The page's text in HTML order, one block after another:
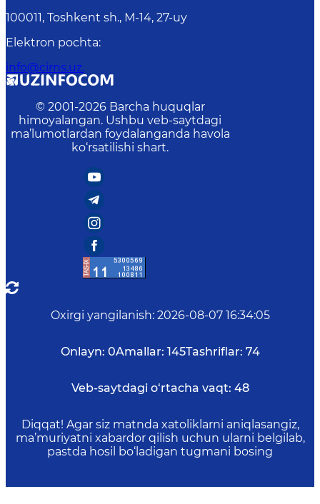
100011, Toshkent sh., М-14, 27-uy
Elektron pochta:
info@cirns.uz.
© 2001-2026 Barcha huquqlar
himoyalangan. Ushbu veb-saytdagi
ma’lumotlardan foydalanganda havola
ko‘rsatilishi shart.
Oxirgi yangilanish: 2026-08-07 16:34:05
Onlayn: 0Amallar: 145Tashriflar: 74
Veb-saytdagi o‘rtacha vaqt: 48
Diqqat! Agar siz matnda xatoliklarni aniqlasangiz,
ma’muriyatni xabardor qilish uchun ularni belgilab,
pastda hosil bo‘ladigan tugmani bosing